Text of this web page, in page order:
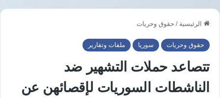
الرئيسية / حقوق وحريات
حقوق وحريات سوريا ملفات وتقارير
تتصاعد حملات التشهير ضد
الناشطات السوريات لإقصائهن عن